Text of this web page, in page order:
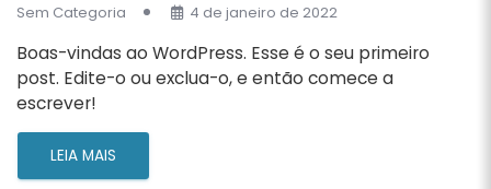
Sem Categoria 4 de janeiro de 2022
Boas-vindas ao WordPress. Esse é o seu primeiro
post. Edite-o ou exclua-o, e então comece a
escrever!
LEIA MAIS